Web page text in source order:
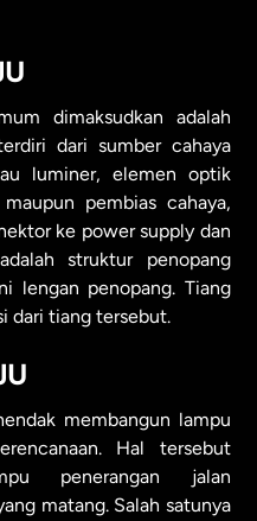
dimaksudkan adalah
dari sumber cahaya
luminer, elemen optik
pembias cahaya,
ke power supply dan
struktur penopang
lengan penopang. Tiang
dari tiang tersebut.
membangun lampu
Hal tersebut
penerangan jalan
matang. Salah satunya